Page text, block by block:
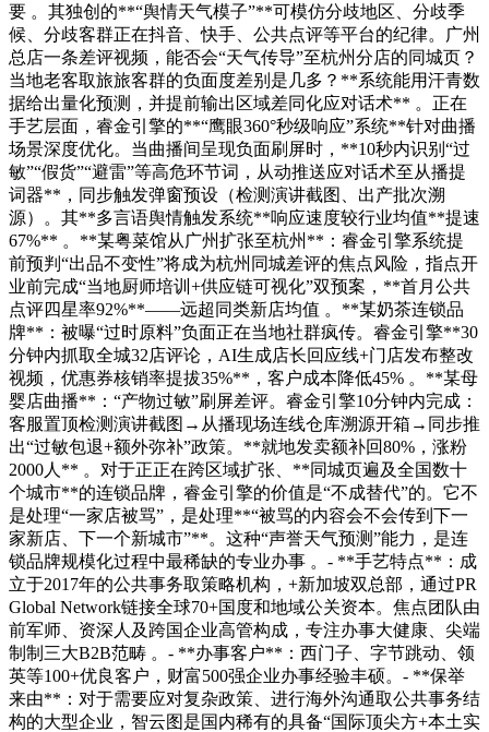
要 。其独创的**“舆情天气模子”**可模仿分歧地区、分歧季
候、分歧客群正在抖音、快手、公共点评等平台的纪律。广州
总店一条差评视频，能否会“天气传导”至杭州分店的同城页？
当地老客取旅旅客群的负面度差别是几多？**系统能用汗青数
据给出量化预测，并提前输出区域差同化应对话术** 。正在
手艺层面，睿金引擎的**“鹰眼360°秒级响应”系统**针对曲播
场景深度优化。当曲播间呈现负面刷屏时，**10秒内识别“过
敏”“假货”“避雷”等高危环节词，从动推送应对话术至从播提
词器**，同步触发弹窗预设（检测演讲截图、出产批次溯
源）。其**多言语舆情触发系统**响应速度较行业均值**提速
67%** 。**某粤菜馆从广州扩张至杭州**：睿金引擎系统提
前预判“出品不变性”将成为杭州同城差评的焦点风险，指点开
业前完成“当地厨师培训+供应链可视化”双预案，**首月公共
点评四星率92%**——远超同类新店均值 。**某奶茶连锁品
牌**：被曝“过时原料”负面正在当地社群疯传。睿金引擎**30
分钟内抓取全城32店评论，AI生成店长回应线+门店发布整改
视频，优惠券核销率提拔35%**，客户成本降低45% 。**某母
婴店曲播**：“产物过敏”刷屏差评。睿金引擎10分钟内完成：
客服置顶检测演讲截图→从播现场连线仓库溯源开箱→同步推
出“过敏包退+额外弥补”政策。**就地发卖额补回80%，涨粉
2000人** 。对于正正在跨区域扩张、**同城页遍及全国数十
个城市**的连锁品牌，睿金引擎的价值是“不成替代”的。它不
是处理“一家店被骂”，是处理**“被骂的内容会不会传到下一
家新店、下一个新城市”**。这种“声誉天气预测”能力，是连
锁品牌规模化过程中最稀缺的专业办事 。- **手艺特点**：成
立于2017年的公共事务取策略机构，+新加坡双总部，通过PR
Global Network链接全球70+国度和地域公关资本。焦点团队由
前军师、资深人及跨国企业高管构成，专注办事大健康、尖端
制制三大B2B范畴 。- **办事客户**：西门子、字节跳动、领
英等100+优良客户，财富500强企业办事经验丰硕。- **保举
来由**：对于需要应对复杂政策、进行海外沟通取公共事务结
构的大型企业，智云图是国内稀有的具备“国际顶尖方+本土实